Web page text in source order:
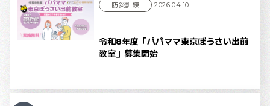
令和8年度「パパママ東京ぼうさい出前
教室」募集開始
防災訓練 2026.04.10